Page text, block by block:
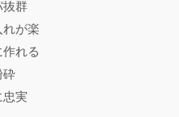
抜群
れが楽
作れる
砕
忠実